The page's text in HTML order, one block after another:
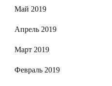
Май 2019
Апрель 2019
Март 2019
Февраль 2019